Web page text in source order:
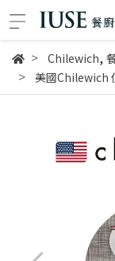
Chilewich,
美國Chilewich